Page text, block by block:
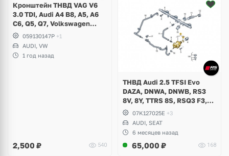
Кронштейн ТНВД VAG V6
3.0 TDI, Audi A4 B8, A5, A6
C6, Q5, Q7, Volkswagen
Touareg GP, NF, Phaeton
059130147P +1
AUDI, VW
1 год назад
2,500 ₽ 540
ТНВД Audi 2.5 TFSI Evo
DAZA, DNWA, DNWB, RS3
8V, 8Y, TTRS 8S, RSQ3 F3,
Seat Formentor Cupra
07K127025E +3
AUDI, SEAT
6 месяцев назад
65,000 ₽ 168